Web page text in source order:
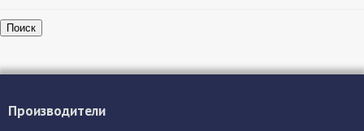
Поиск
Производители